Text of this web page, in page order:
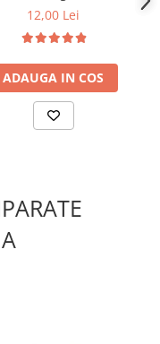
12,00 Lei
ADAUGA IN COS